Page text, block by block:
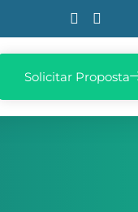
Solicitar Proposta